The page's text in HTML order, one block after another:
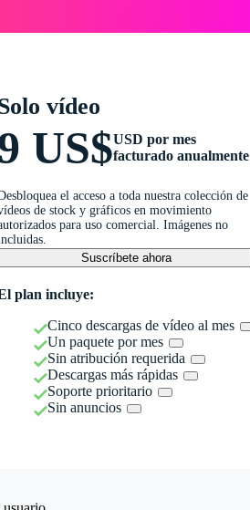
vídeo
US$USD por mes
facturado anualmente
el acceso a toda nuestra colección de
de stock y gráficos en movimiento
para uso comercial. Imágenes no
Suscríbete ahora
plan incluye:
Cinco descargas de vídeo al mes
Un paquete por mes
Sin atribución requerida
Descargas más rápidas
Soporte prioritario
Sin anuncios